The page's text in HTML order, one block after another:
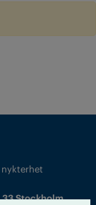
33 Stockholm